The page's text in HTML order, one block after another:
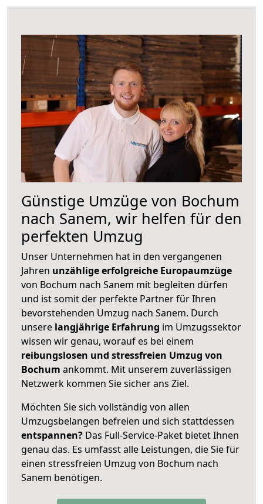
Günstige Umzüge von Bochum
nach Sanem, wir helfen für den
perfekten Umzug
Unser Unternehmen hat in den vergangenen
Jahren unzählige erfolgreiche Europaumzüge
von Bochum nach Sanem mit begleiten dürfen
und ist somit der perfekte Partner für Ihren
bevorstehenden Umzug nach Sanem. Durch
unsere langjährige Erfahrung im Umzugssektor
wissen wir genau, worauf es bei einem
reibungslosen und stressfreien Umzug von
Bochum ankommt. Mit unserem zuverlässigen
Netzwerk kommen Sie sicher ans Ziel.
Möchten Sie sich vollständig von allen
Umzugsbelangen befreien und sich stattdessen
entspannen? Das Full-Service-Paket bietet Ihnen
genau das. Es umfasst alle Leistungen, die Sie für
einen stressfreien Umzug von Bochum nach
Sanem benötigen.